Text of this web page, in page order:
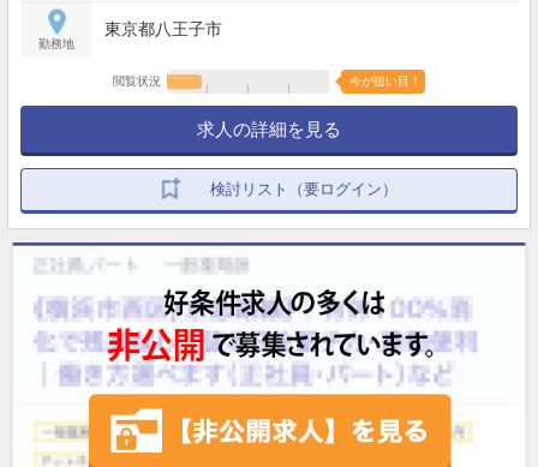
勤務地
東京都八王子市
閲覧状況 今が狙い目！
求人の詳細を見る
検討リスト（要ログイン）